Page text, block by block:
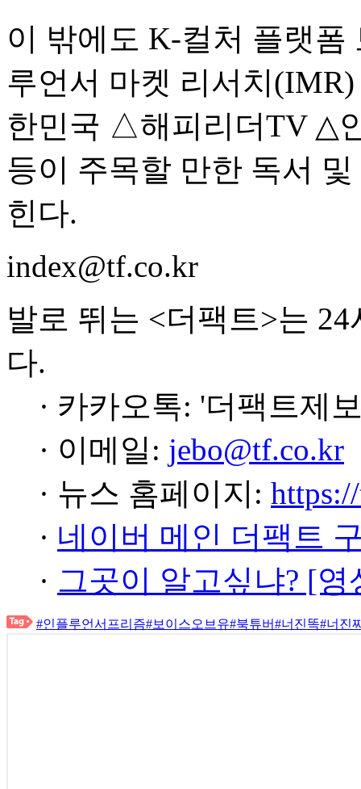
이 밖에도 K-컬처 플랫
루언서 마켓 리서치
한민국 △해피리더TV △
등이 주목할 만한 독서
힌다.
index@tf.co.kr
발로 뛰는 <더팩트>는
다.
· 카카오톡: '더팩트제
· 이메일: jebo@tf.co.kr
· 뉴스 홈페이지:
· 네이버 메인 더팩트
· 그곳이 알고싶냐? [
#인플루언서프리즘#보이스오브유#북튜버#너진똑#너진